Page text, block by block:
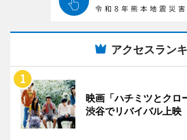
アクセスラン
映画「ハチミツとクロ
渋谷でリバイバル上映